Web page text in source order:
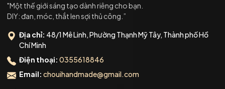
"Một thế giới sáng tạo dành riêng cho bạn.
DIY: đan, móc, thắt len sợi thủ công.”
Địa chỉ: 48/1 Mê Linh, Phường Thạnh Mỹ Tây, Thành phố Hồ
Chí Minh
Điện thoại: 0355618846
Email: chouihandmade@gmail.com